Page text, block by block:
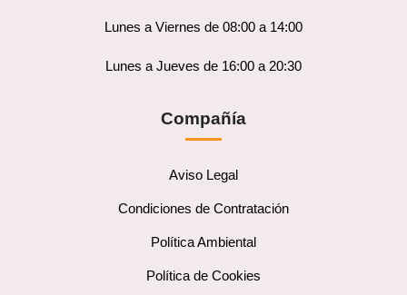
Lunes a Viernes de 08:00 a 14:00
Lunes a Jueves de 16:00 a 20:30
Compañía
Aviso Legal
Condiciones de Contratación
Política Ambiental
Política de Cookies